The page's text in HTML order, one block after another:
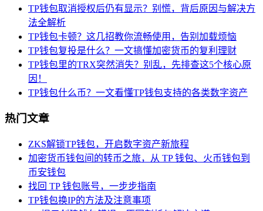
TP钱包取消授权后仍有显示？别慌，背后原因与解决方
法全解析
TP钱包卡顿？这几招教你流畅使用，告别加载烦恼
TP钱包复投是什么？一文搞懂加密货币的复利理财
TP钱包里的TRX突然消失？别乱，先排查这5个核心原
因！
TP钱包什么币？一文看懂TP钱包支持的各类数字资产
热门文章
ZKS解锁TP钱包，开启数字资产新旅程
加密货币钱包间的转币之旅，从 TP 钱包、火币钱包到
币安钱包
找回 TP 钱包账号，一步步指南
TP钱包换IP的方法及注意事项